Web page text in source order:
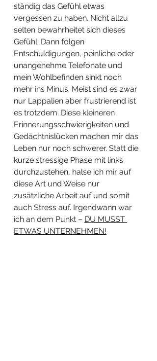
ständig das Gefühl etwas
vergessen zu haben. Nicht allzu
selten bewahrheitet sich dieses
Gefühl. Dann folgen
Entschuldigungen, peinliche oder
unangenehme Telefonate und
mein Wohlbefinden sinkt noch
mehr ins Minus. Meist sind es zwar
nur Lappalien aber frustrierend ist
es trotzdem. Diese kleineren
Erinnerungsschwierigkeiten und
Gedächtnislücken machen mir das
Leben nur noch schwerer. Statt die
kurze stressige Phase mit links
durchzustehen, halse ich mir auf
diese Art und Weise nur
zusätzliche Arbeit auf und somit
auch Stress auf. Irgendwann war
ich an dem Punkt – DU MUSST
ETWAS UNTERNEHMEN!